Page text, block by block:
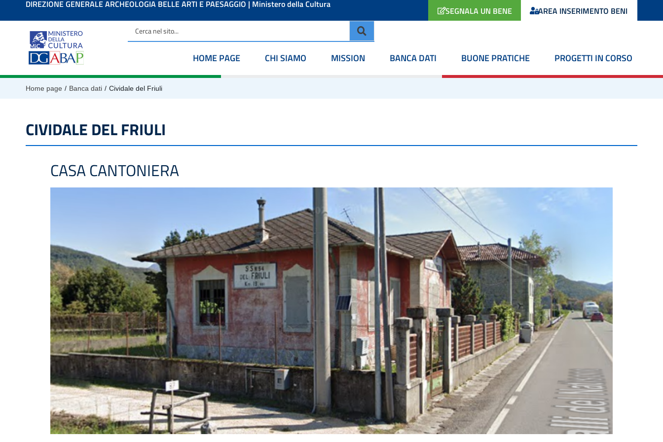
contenutoDIREZIONE GENERALE ARCHEOLOGIA BELLE ARTI E PAESAGGIO | Ministero della Cultura
SEGNALA UN BENE AREA INSERIMENTO BENI
HOME PAGE CHI SIAMO MISSION BANCA DATI BUONE PRATICHE PROGETTI IN CORSO
Home page / Banca dati / Cividale del Friuli
CIVIDALE DEL FRIULI
CASA CANTONIERA